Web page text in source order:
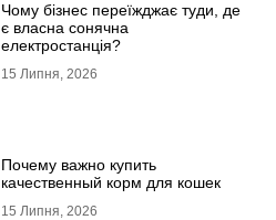
Чому бізнес переїжджає туди, де
є власна сонячна
електростанція?
15 Липня, 2026
Почему важно купить
качественный корм для кошек
15 Липня, 2026